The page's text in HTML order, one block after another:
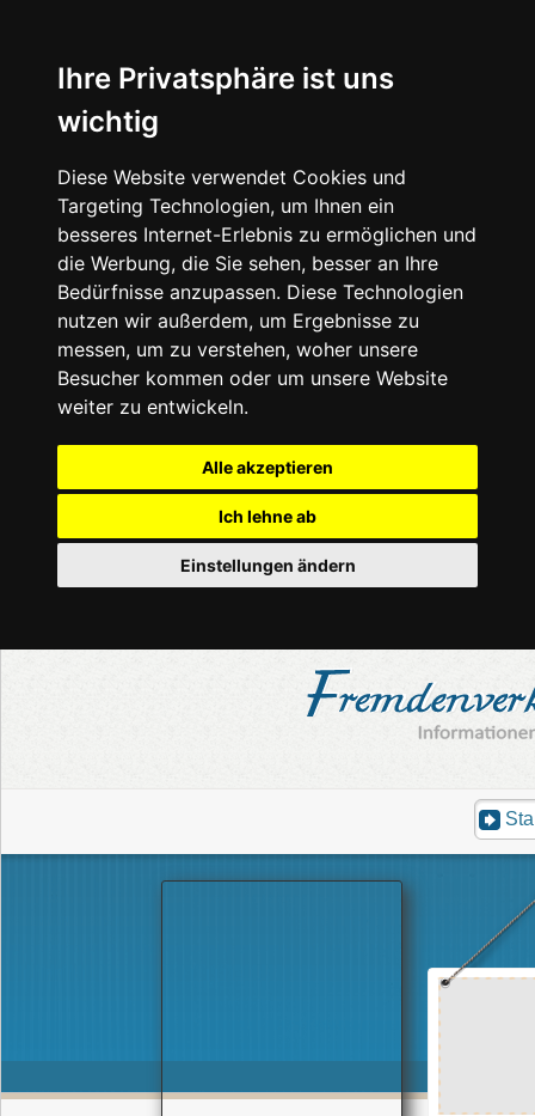
Ihre Privatsphäre ist uns
wichtig
Diese Website verwendet Cookies und
Targeting Technologien, um Ihnen ein
besseres Internet-Erlebnis zu ermöglichen und
die Werbung, die Sie sehen, besser an Ihre
Bedürfnisse anzupassen. Diese Technologien
nutzen wir außerdem, um Ergebnisse zu
messen, um zu verstehen, woher unsere
Besucher kommen oder um unsere Website
weiter zu entwickeln.
Alle akzeptieren
Ich lehne ab
Einstellungen ändern